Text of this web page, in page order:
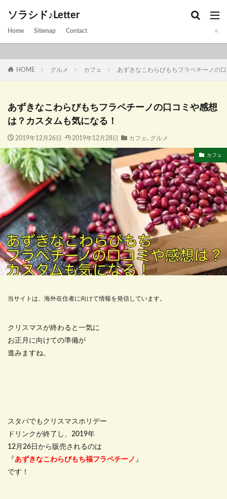
ソラシド♪Letter
Home Sitemap Contact
HOME グルメ カフェ あずきなこわらびもちフラペチーノの
あずきなこわらびもちフラペチーノの口コミや感想
は？カスタムも気になる！
2019年12月26日 2019年12月28日 カフェ , グルメ
カフェ
当サイトは、海外在住者に向けて情報を発信しています。
クリスマスが終わると一気に
お正月に向けての準備が
進みますね。
スタバでもクリスマスホリデー
ドリンクが終了し、2019年
12月26日から販売されるのは
『 あずきなこわらびもち福フラペチーノ 』
です！